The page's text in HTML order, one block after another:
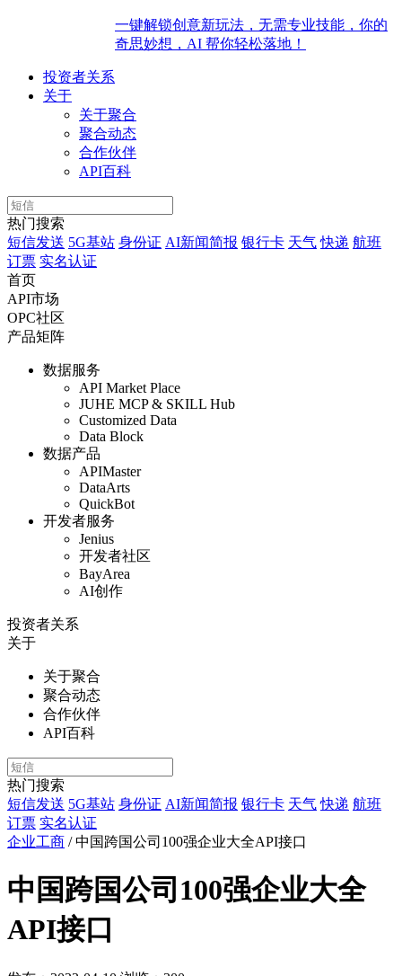
一键解锁创意新玩法，无需专业技能，你的
奇思妙想，AI 帮你轻松落地！
投资者关系
关于
关于聚合
聚合动态
合作伙伴
API百科
热门搜索
短信发送 5G基站 身份证 AI新闻简报 银行卡 天气 快递 航班
订票 实名认证
首页
API市场
OPC社区
产品矩阵
数据服务
API Market Place
JUHE MCP & SKILL Hub
Customized Data
Data Block
数据产品
APIMaster
DataArts
QuickBot
开发者服务
Jenius
开发者社区
BayArea
AI创作
投资者关系
关于
关于聚合
聚合动态
合作伙伴
API百科
热门搜索
短信发送 5G基站 身份证 AI新闻简报 银行卡 天气 快递 航班
订票 实名认证
企业工商 / 中国跨国公司100强企业大全API接口
中国跨国公司100强企业大全
API接口